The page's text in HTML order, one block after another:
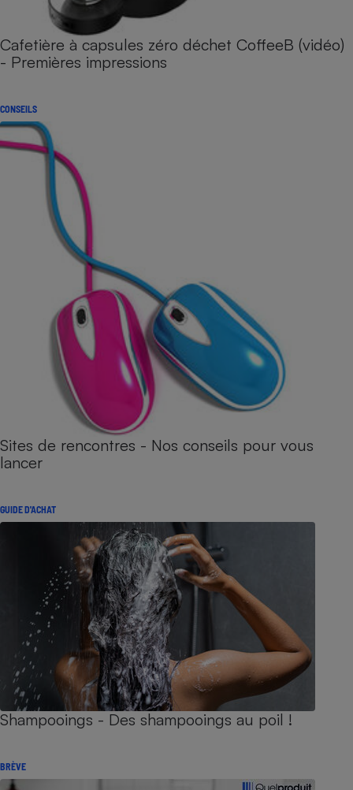
Cafetière à capsules zéro déchet CoffeeB (vidéo)
- Premières impressions
CONSEILS
Sites de rencontres - Nos conseils pour vous
lancer
GUIDE D'ACHAT
Shampooings - Des shampooings au poil !
BRÈVE